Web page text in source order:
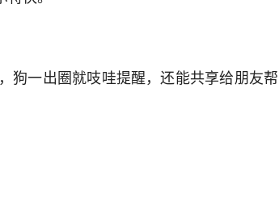
狗一出圈就吱哇提醒，还能共享给朋友帮